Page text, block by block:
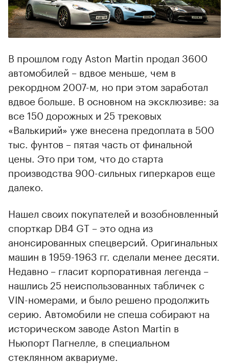
В прошлом году Aston Martin продал 3600
автомобилей – вдвое меньше, чем в
рекордном 2007-м, но при этом заработал
вдвое больше. В основном на эксклюзиве: за
все 150 дорожных и 25 трековых
«Валькирий» уже внесена предоплата в 500
тыс. фунтов – пятая часть от финальной
цены. Это при том, что до старта
производства 900-сильных гиперкаров еще
далеко.
Нашел своих покупателей и возобновленный
спорткар DB4 GT – это одна из
анонсированных спецверсий. Оригинальных
машин в 1959-1963 гг. сделали менее десяти.
Недавно – гласит корпоративная легенда –
нашлись 25 неиспользованных табличек с
VIN-номерами, и было решено продолжить
серию. Автомобили не спеша собирают на
историческом заводе Aston Martin в
Ньюпорт Пагнелле, в специальном
стеклянном аквариуме.